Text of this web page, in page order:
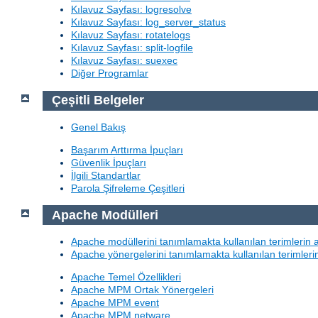
Kılavuz Sayfası: logresolve
Kılavuz Sayfası: log_server_status
Kılavuz Sayfası: rotatelogs
Kılavuz Sayfası: split-logfile
Kılavuz Sayfası: suexec
Diğer Programlar
Çeşitli Belgeler
Genel Bakış
Başarım Arttırma İpuçları
Güvenlik İpuçları
İlgili Standartlar
Parola Şifreleme Çeşitleri
Apache Modülleri
Apache modüllerini tanımlamakta kullanılan terimlerin
Apache yönergelerini tanımlamakta kullanılan
Apache Temel Özellikleri
Apache MPM Ortak Yönergeleri
Apache MPM event
Apache MPM netware